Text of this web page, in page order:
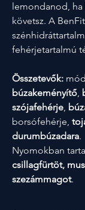
lemondanod,
követsz. A
fehérjetartalmú
Összetevők:
búzakeményítő,
szójafehérje,
borsófehérje,
durumbúzadara.
Nyomokban
csillagfürtöt,
szezámmagot.